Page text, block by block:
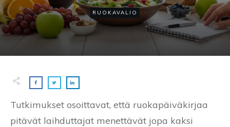
RUOKAVALIO
Tutkimukset osoittavat, että ruokapäiväkirjaa
pitävät laihduttajat menettävät jopa kaksi